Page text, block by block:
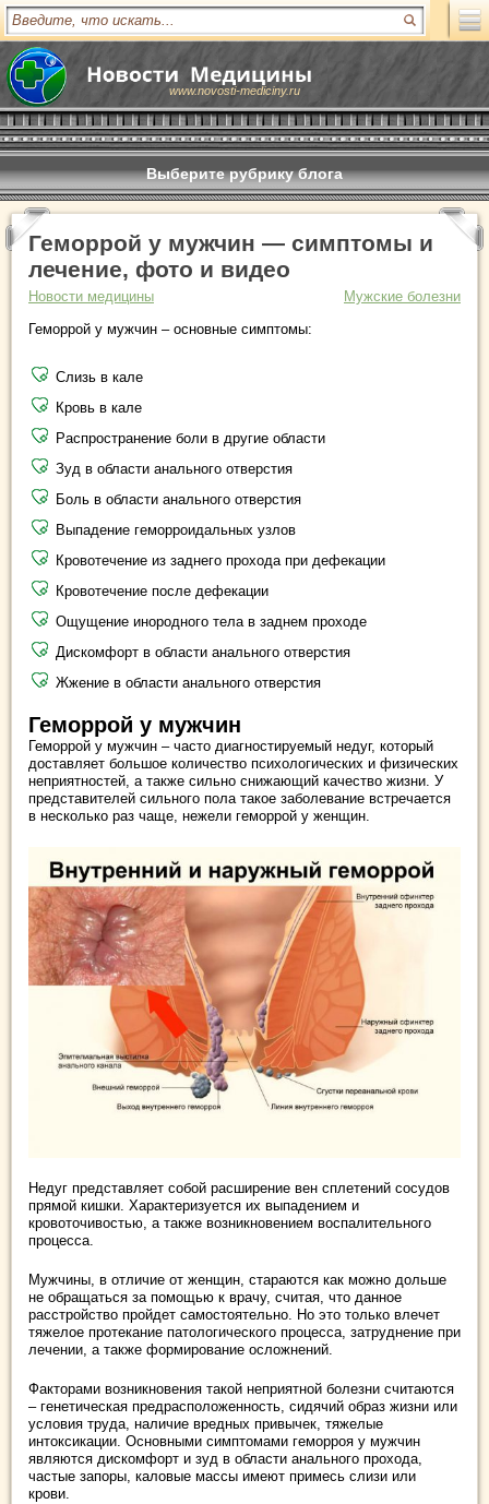
www.novosti-mediciny.ru
Выберите рубрику блога
Геморрой у мужчин — симптомы и
лечение, фото и видео
Новости медицины
Мужские болезни
Геморрой у мужчин – основные симптомы:
Слизь в кале
Кровь в кале
Распространение боли в другие области
Зуд в области анального отверстия
Боль в области анального отверстия
Выпадение геморроидальных узлов
Кровотечение из заднего прохода при дефекации
Кровотечение после дефекации
Ощущение инородного тела в заднем проходе
Дискомфорт в области анального отверстия
Жжение в области анального отверстия
Геморрой у мужчин
Геморрой у мужчин – часто диагностируемый недуг, который
доставляет большое количество психологических и физических
неприятностей, а также сильно снижающий качество жизни. У
представителей сильного пола такое заболевание встречается
в несколько раз чаще, нежели геморрой у женщин.
Недуг представляет собой расширение вен сплетений сосудов
прямой кишки. Характеризуется их выпадением и
кровоточивостью, а также возникновением воспалительного
процесса.
Мужчины, в отличие от женщин, стараются как можно дольше
не обращаться за помощью к врачу, считая, что данное
расстройство пройдет самостоятельно. Но это только влечет
тяжелое протекание патологического процесса, затруднение при
лечении, а также формирование осложнений.
Факторами возникновения такой неприятной болезни считаются
– генетическая предрасположенность, сидячий образ жизни или
условия труда, наличие вредных привычек, тяжелые
интоксикации. Основными симптомами геморроя у мужчин
являются дискомфорт и зуд в области анального прохода,
частые запоры, каловые массы имеют примесь слизи или
крови.